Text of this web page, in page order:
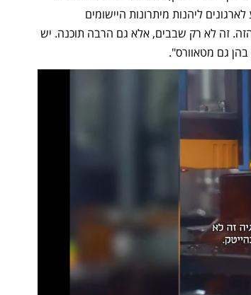
בהן גם מטאוורס".